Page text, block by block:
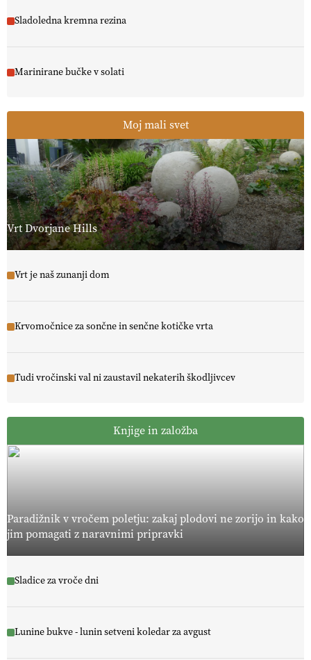
Sladoledna kremna rezina
Marinirane bučke v solati
Moj mali svet
Vrt Dvorjane Hills
Vrt je naš zunanji dom
Krvomočnice za sončne in senčne kotičke vrta
Tudi vročinski val ni zaustavil nekaterih škodljivcev
Knjige in založba
Paradižnik v vročem poletju: zakaj plodovi ne zorijo in kako
jim pomagati z naravnimi pripravki
Sladice za vroče dni
Lunine bukve - lunin setveni koledar za avgust